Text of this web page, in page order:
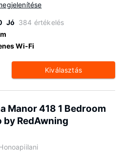
Jó 384 értékelés
Wi-Fi
Kiválasztás
Manor 418 1 Bedroom
by RedAwning